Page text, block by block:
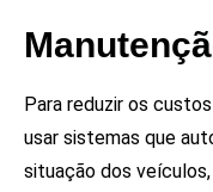
Para reduzir os
usar sistemas que
situação dos